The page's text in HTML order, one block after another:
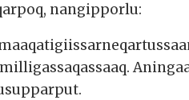
nangipporlu: